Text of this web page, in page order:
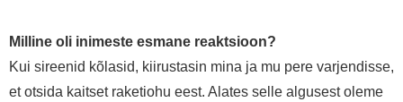
Milline oli inimeste esmane reaktsioon?
Kui sireenid kõlasid, kiirustasin mina ja mu pere varjendisse,
et otsida kaitset raketiohu eest. Alates selle algusest oleme